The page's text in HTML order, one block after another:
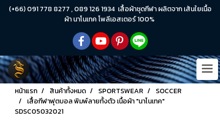
(+66) 091 778 8277 , 089 126 1934 เสื้อผ้าชุดกีฬา ผลิตจาก เส้นใยเนื้อ
ผ้า นาโนเทค โพลีเอสเตอร์ 100%
หน้าแรก สินค้าทั้งหมด SPORTSWEAR
SOCCER
เสื้อกีฬาฟุตบอล พิมพ์ลายทั้งตัว เนื้อผ้า "นาโนเทค"
SDSC05032021